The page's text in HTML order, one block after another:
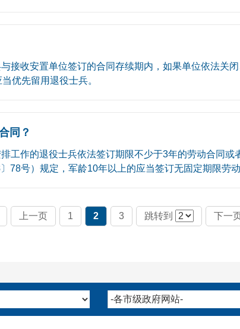
接收安置单位签订的合同存续期内，如果单位依法关
优先留用退役士兵。
同？
工作的退役士兵依法签订期限不少于3年的劳动合同
78号）规定，军龄10年以上的应当签订无固定期限劳
上一页 1 2 3 跳转到 下一